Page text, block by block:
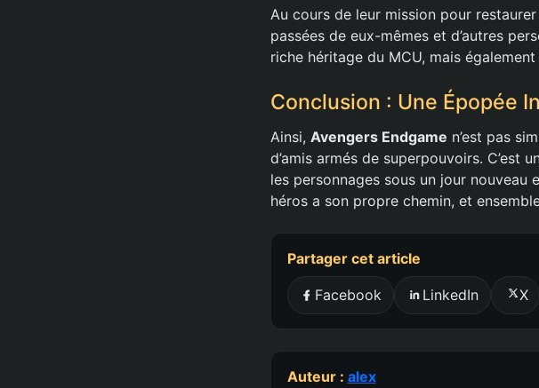
Au cours de leur mission pour
passées de eux-mêmes et d’autres
riche héritage du MCU, mais
Conclusion : Une Épopée
Ainsi, Avengers Endgame n’est pas
d’amis armés de superpouvoirs. C’est
les personnages sous un jour
héros a son propre chemin, et
Partager cet article
Facebook LinkedIn X
Auteur : alex